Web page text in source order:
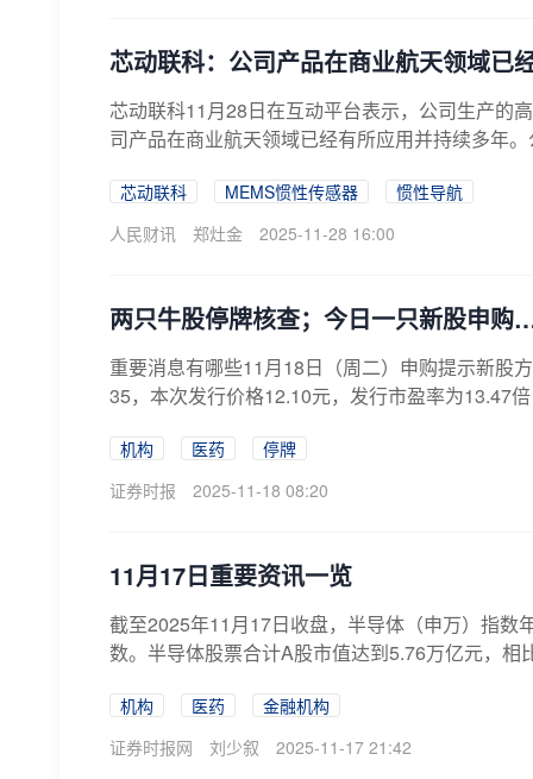
芯动联科：公司产品在商业航天领域已
芯动联科11月28日在互动平台表示，公司生产的
司产品在商业航天领域已经有所应用并持续多年
芯动联科 MEMS惯性传感器
惯性导航
人民财讯
郑灶金 2025-11-28 16:00
两只牛股停牌核查；今日一只新股申
重要消息有哪些11月18日（周二）申购提示新股
35，本次发行价格12.10元，发行市盈率为13.47
机构 医药
停牌
证券时报
2025-11-18 08:20
11月17日重要资讯一览
截至2025年11月17日收盘，半导体（申万）指数
数。半导体股票合计A股市值达到5.76万亿元，相
机构 医药
金融机构
证券时报网
刘少叙 2025-11-17 21:42